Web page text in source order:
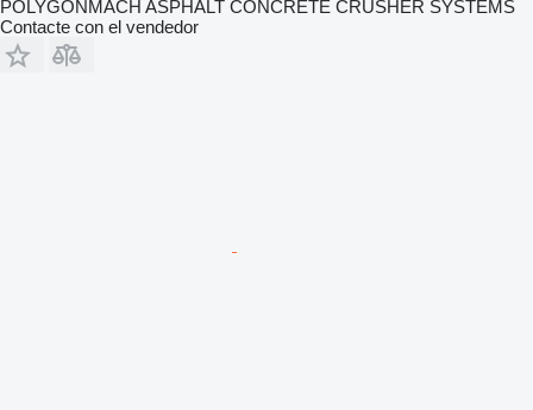
POLYGONMACH ASPHALT CONCRETE CRUSHER SYSTEMS
Contacte con el vendedor